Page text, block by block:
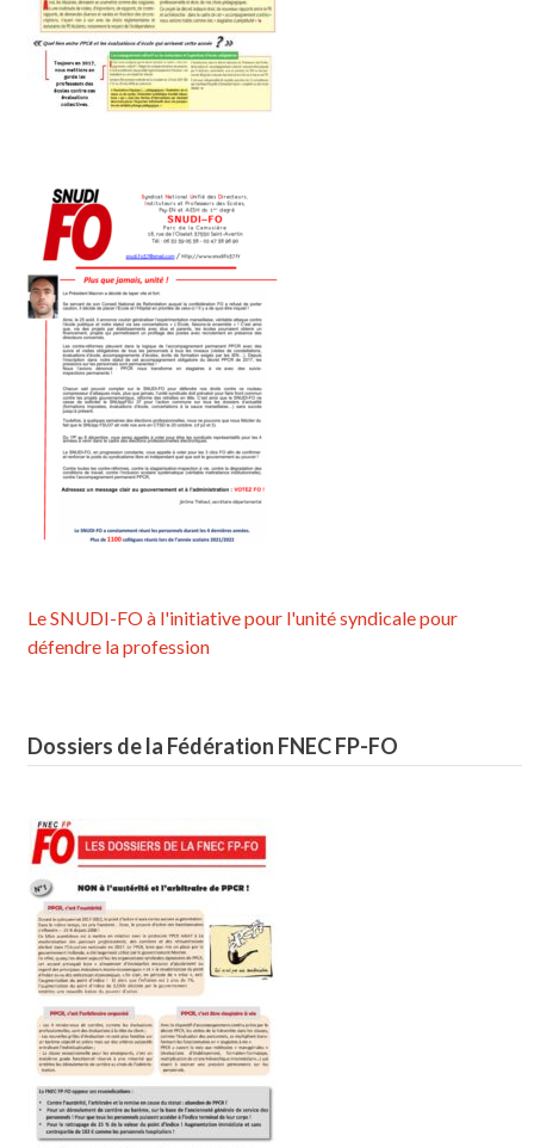
Le SNUDI-FO à l'initiative pour l'unité syndicale pour
défendre la profession
Dossiers de la Fédération FNEC FP-FO